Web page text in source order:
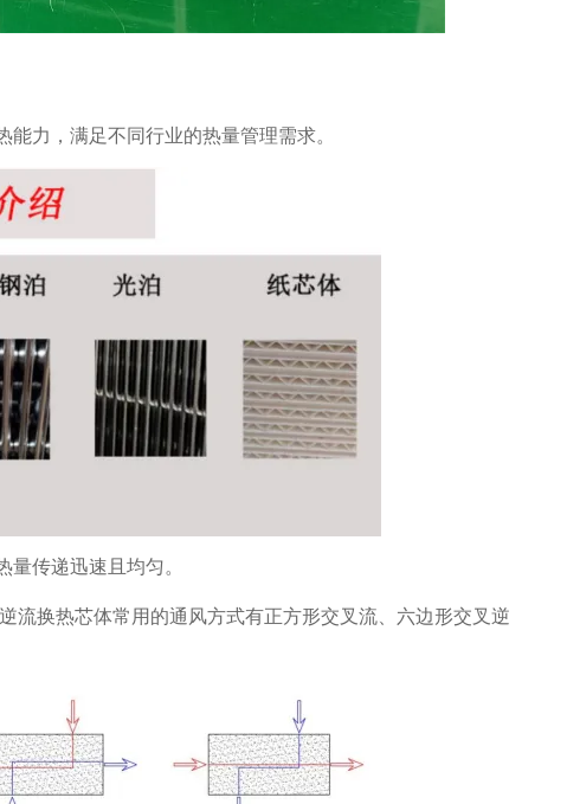
力，满足不同行业的热量管理需求。
量传递迅速且均匀。
逆流换热芯体常用的通风方式有正方形交叉流、六边形交叉逆